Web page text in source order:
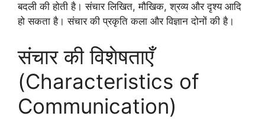
बदली की होती है। संचार लिखित, मौखिक, श्रव्य और दृश्य आदि
हो सकता है। संचार की प्रकृति कला और विज्ञान दोनों की है।
संचार की विशेषताएँ
(Characteristics of
Communication)